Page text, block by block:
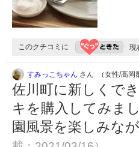
このクチコミに 現
すみっこちゃん さん （女性/高岡
佐川町に新しくで
キを購入してみま
園風景を楽しみな